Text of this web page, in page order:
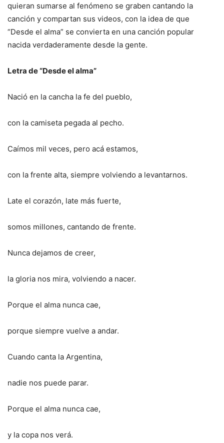
quieran sumarse al fenómeno se graben cantando la
canción y compartan sus videos, con la idea de que
“Desde el alma” se convierta en una canción popular
nacida verdaderamente desde la gente.
Letra de “Desde el alma”
Nació en la cancha la fe del pueblo,
con la camiseta pegada al pecho.
Caímos mil veces, pero acá estamos,
con la frente alta, siempre volviendo a levantarnos.
Late el corazón, late más fuerte,
somos millones, cantando de frente.
Nunca dejamos de creer,
la gloria nos mira, volviendo a nacer.
Porque el alma nunca cae,
porque siempre vuelve a andar.
Cuando canta la Argentina,
nadie nos puede parar.
Porque el alma nunca cae,
y la copa nos verá.